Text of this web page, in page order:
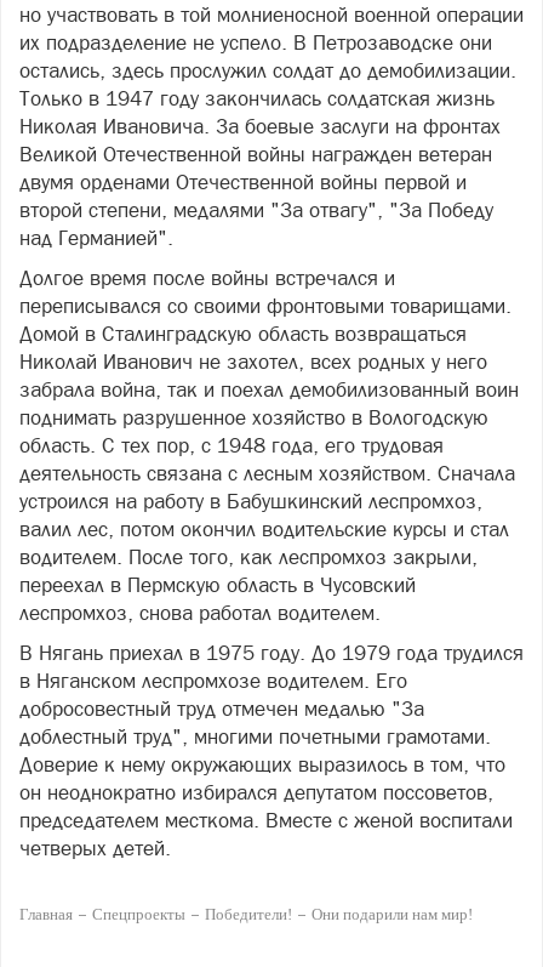
но участвовать в той молниеносной военной операции
их подразделение не успело. В Петрозаводске они
остались, здесь прослужил солдат до демобилизации.
Только в 1947 году закончилась солдатская жизнь
Николая Ивановича. За боевые заслуги на фронтах
Великой Отечественной войны награжден ветеран
двумя орденами Отечественной войны первой и
второй степени, медалями "За отвагу", "За Победу
над Германией".
Долгое время после войны встречался и
переписывался со своими фронтовыми товарищами.
Домой в Сталинградскую область возвращаться
Николай Иванович не захотел, всех родных у него
забрала война, так и поехал демобилизованный воин
поднимать разрушенное хозяйство в Вологодскую
область. С тех пор, с 1948 года, его трудовая
деятельность связана с лесным хозяйством. Сначала
устроился на работу в Бабушкинский леспромхоз,
валил лес, потом окончил водительские курсы и стал
водителем. После того, как леспромхоз закрыли,
переехал в Пермскую область в Чусовский
леспромхоз, снова работал водителем.
В Нягань приехал в 1975 году. До 1979 года трудился
в Няганском леспромхозе водителем. Его
добросовестный труд отмечен медалью "За
доблестный труд", многими почетными грамотами.
Доверие к нему окружающих выразилось в том, что
он неоднократно избирался депутатом поссоветов,
председателем месткома. Вместе с женой воспитали
четверых детей.
Главная Спецпроекты Победители! Они подарили нам мир!